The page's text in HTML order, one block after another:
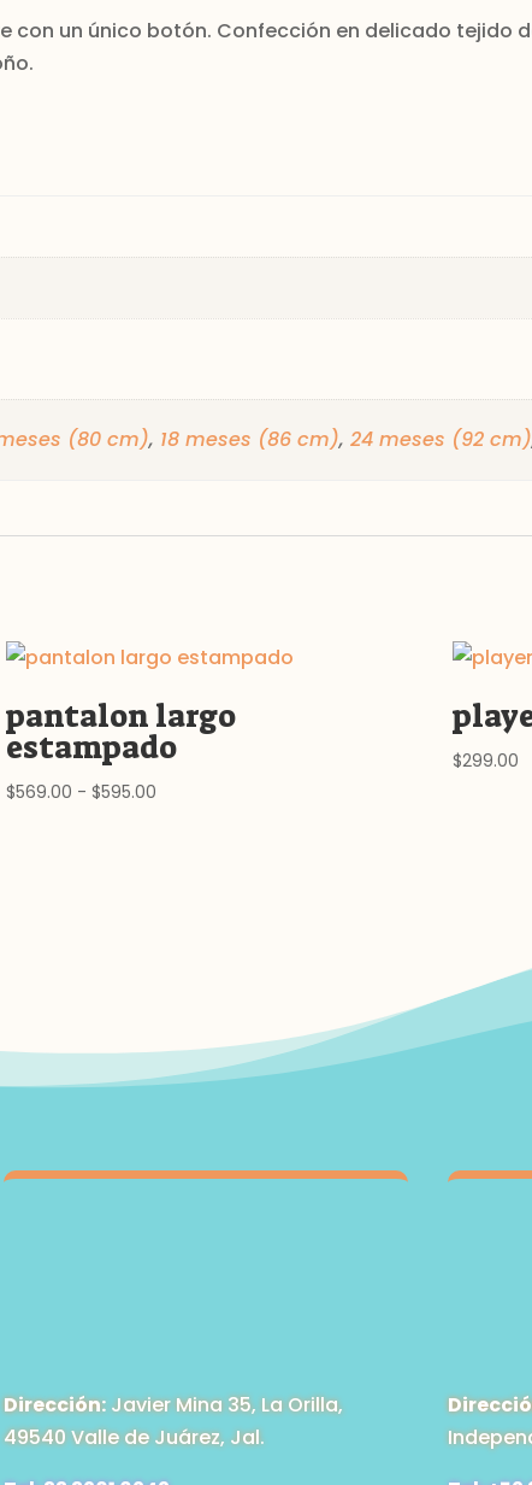
con un único botón. Confección en delicado tejido
(80 cm), 18 meses (86 cm), 24 meses (92 cm)
pantalon largo
estampado
$569.00 - $595.00Rango
$299.00
Dirección:Javier Mina 35, La Orilla,
49540 Valle de Juárez, Jal.